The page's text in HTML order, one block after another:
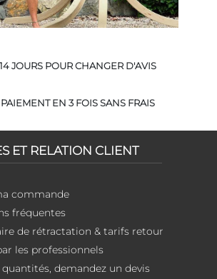
14 JOURS POUR CHANGER D'AVIS
PAIEMENT EN 3 FOIS SANS FRAIS
ET RELATION CLIENT
commande
fréquentes
de rétractation & tarifs retour
les professionnels
quantités, demandez un devis